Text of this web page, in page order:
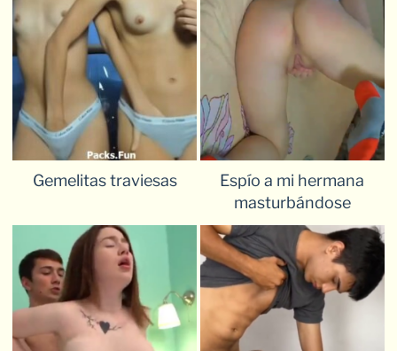
Gemelitas traviesas
Espío a mi hermana
masturbándose